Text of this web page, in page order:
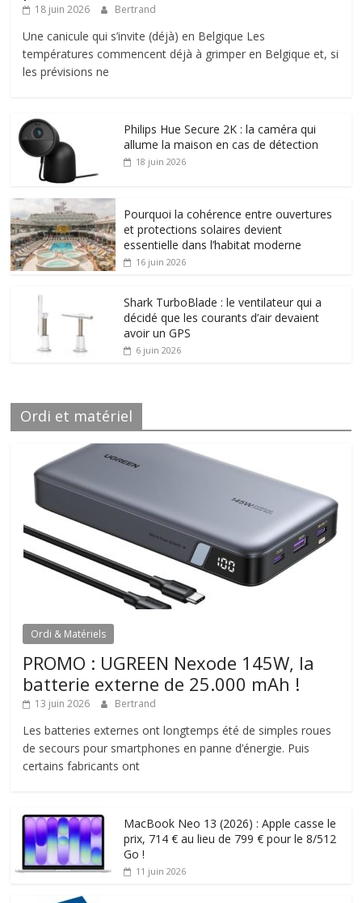
18 juin 2026 Bertrand
Une canicule qui s’invite (déjà) en Belgique Les
températures commencent déjà à grimper en Belgique et, si
les prévisions ne
Philips Hue Secure 2K : la caméra qui
allume la maison en cas de détection
18 juin 2026
Pourquoi la cohérence entre ouvertures
et protections solaires devient
essentielle dans l’habitat moderne
16 juin 2026
Shark TurboBlade : le ventilateur qui a
décidé que les courants d’air devaient
avoir un GPS
6 juin 2026
Ordi et matériel
Ordi & Matériels
PROMO : UGREEN Nexode 145W, la
batterie externe de 25.000 mAh !
13 juin 2026 Bertrand
Les batteries externes ont longtemps été de simples roues
de secours pour smartphones en panne d’énergie. Puis
certains fabricants ont
MacBook Neo 13 (2026) : Apple casse le
prix, 714 € au lieu de 799 € pour le 8/512
Go !
11 juin 2026